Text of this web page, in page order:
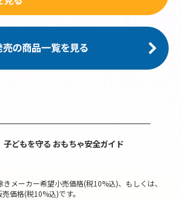
子どもを守る おもちゃ安全ガイド
メーカー希望小売価格(税10%込)、もしくは、
価格(税10%込)です。